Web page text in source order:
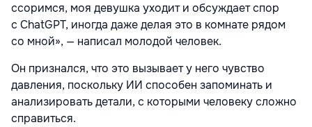
ссоримся, моя девушка уходит и обсуждает спор
с ChatGPT, иногда даже делая это в комнате рядом
со мной», — написал молодой человек.
Он признался, что это вызывает у него чувство
давления, поскольку ИИ способен запоминать и
анализировать детали, с которыми человеку сложно
справиться.